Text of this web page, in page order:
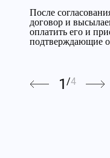
После
договор и
оплатить его и
подтверждающие
После
договор и
оплатить его и
подтверждающие
1 /4